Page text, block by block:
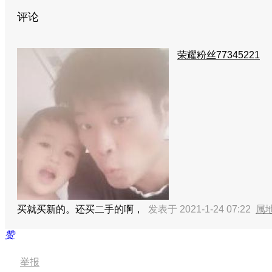
评论
荣耀粉丝77345221
买就买新的。还买二手的啊， 发表于 2021-1-24 07:22 属
赞
举报